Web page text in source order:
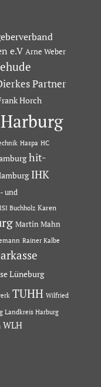
e.V Arne Weber
Partner
Horch
Harburg
Haspa HC
hit-
IHK
und
ISI Buchholz Karen
Martin Mahn
Rainer Kalbe
Lüneburg
TUHH Wilfried
Landkreis Harburg
WLH